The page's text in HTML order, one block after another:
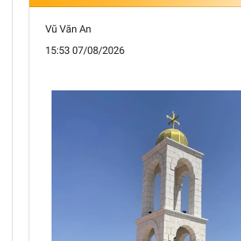
Vũ Văn An
15:53 07/08/2026